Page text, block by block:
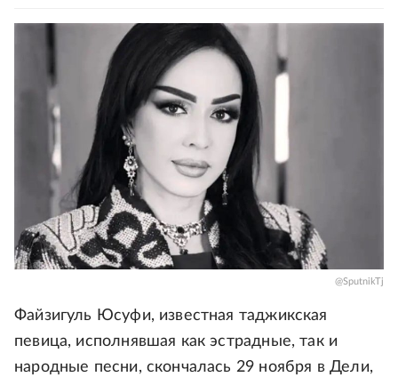
@SputnikTj
Файзигуль Юсуфи, известная таджикская
певица, исполнявшая как эстрадные, так и
народные песни, скончалась 29 ноября в Дели,